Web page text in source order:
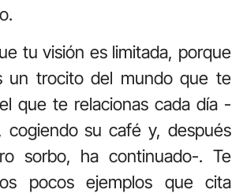
tu visión es limitada, porque
un trocito del mundo que te
que te relacionas cada día -
cogiendo su café y, después
sorbo, ha continuado-. Te
pocos ejemplos que cita